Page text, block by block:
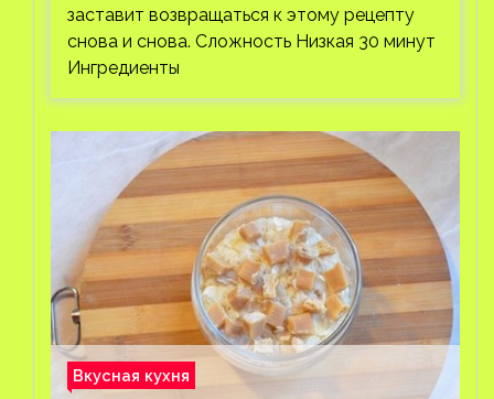
заставит возвращаться к этому рецепту
снова и снова. Сложность Низкая 30 минут
Ингредиенты
Вкусная кухня